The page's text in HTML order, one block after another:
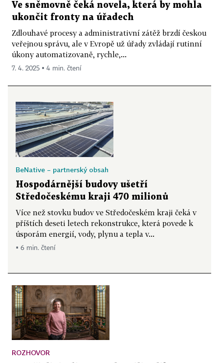
Ve sněmovně čeká novela, která by mohla
ukončit fronty na úřadech
Zdlouhavé procesy a administrativní zátěž brzdí českou
veřejnou správu, ale v Evropě už úřady zvládají rutinní
úkony automatizovaně, rychle,...
7. 4. 2025 ▪ 4 min. čtení
BeNative – partnerský obsah
Hospodárnější budovy ušetří
Středočeskému kraji 470 milionů
Více než stovku budov ve Středočeském kraji čeká v
příštích deseti letech rekonstrukce, která povede k
úsporám energií, vody, plynu a tepla v...
▪ 6 min. čtení
ROZHOVOR